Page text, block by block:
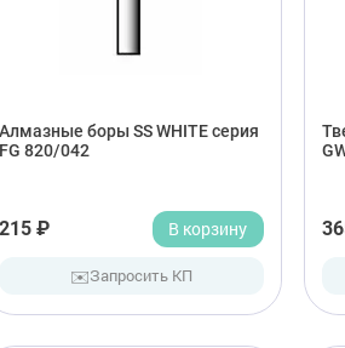
Алмазные боры SS WHITE серия
FG 820/042
215 ₽ В корзину
✉️Запросить КП